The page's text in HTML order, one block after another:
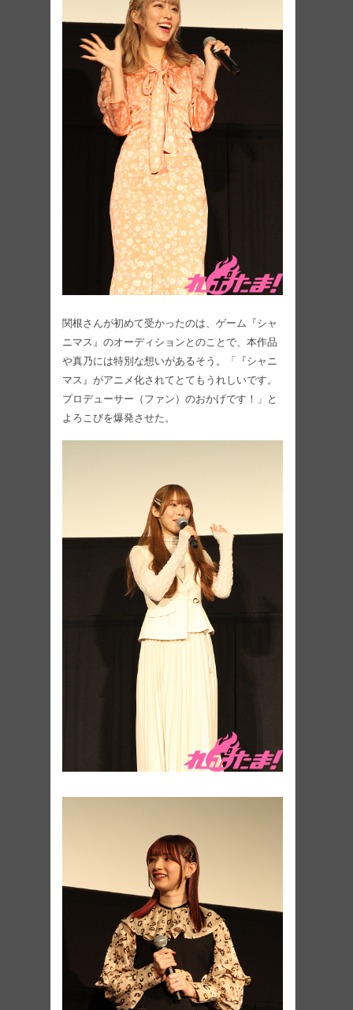
関根さんが初めて受かったのは、ゲーム『シャ
ニマス』のオーディションとのことで、本作品
や真乃には特別な想いがあるそう。「『シャニ
マス』がアニメ化されてとてもうれしいです。
プロデューサー（ファン）のおかげです！」と
よろこびを爆発させた。